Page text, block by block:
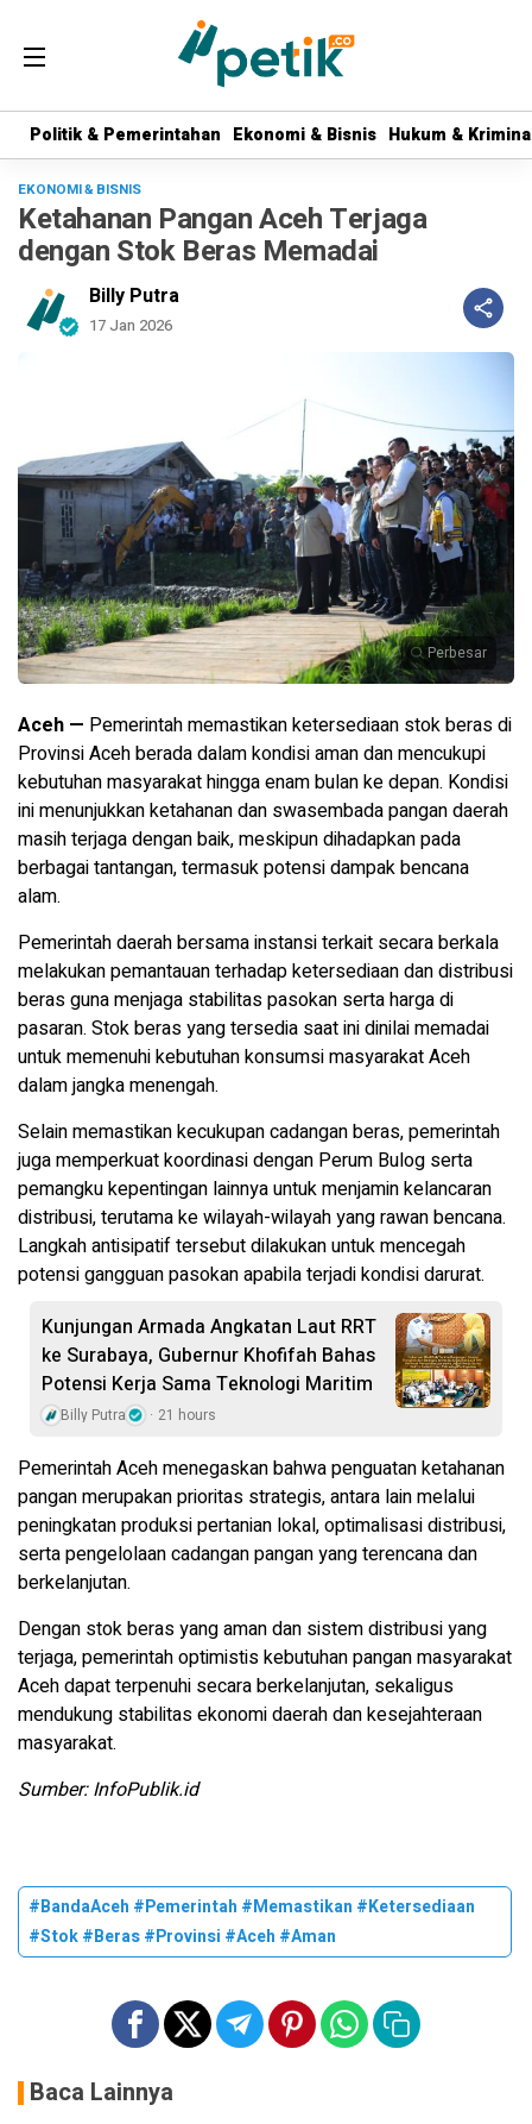
Politik & Pemerintahan Ekonomi & Bisnis Hukum &
Politik & Pemerintahan Ekonomi & Bisnis Hukum &
EKONOMI & BISNIS
Ketahanan Pangan Aceh Terjaga
dengan Stok Beras Memadai
Billy Putra
17 Jan 2026
Perbesar
Aceh — Pemerintah memastikan ketersediaan stok beras di
Provinsi Aceh berada dalam kondisi aman dan mencukupi
kebutuhan masyarakat hingga enam bulan ke depan. Kondisi
ini menunjukkan ketahanan dan swasembada pangan daerah
masih terjaga dengan baik, meskipun dihadapkan pada
berbagai tantangan, termasuk potensi dampak bencana
alam.
Pemerintah daerah bersama instansi terkait secara berkala
melakukan pemantauan terhadap ketersediaan dan distribusi
beras guna menjaga stabilitas pasokan serta harga di
pasaran. Stok beras yang tersedia saat ini dinilai memadai
untuk memenuhi kebutuhan konsumsi masyarakat Aceh
dalam jangka menengah.
Selain memastikan kecukupan cadangan beras, pemerintah
juga memperkuat koordinasi dengan Perum Bulog serta
pemangku kepentingan lainnya untuk menjamin kelancaran
distribusi, terutama ke wilayah-wilayah yang rawan bencana.
Langkah antisipatif tersebut dilakukan untuk mencegah
potensi gangguan pasokan apabila terjadi kondisi darurat.
Kunjungan Armada Angkatan Laut RRT
ke Surabaya, Gubernur Khofifah Bahas
Potensi Kerja Sama Teknologi Maritim
Billy Putra 21 hours
Pemerintah Aceh menegaskan bahwa penguatan ketahanan
pangan merupakan prioritas strategis, antara lain melalui
peningkatan produksi pertanian lokal, optimalisasi distribusi,
serta pengelolaan cadangan pangan yang terencana dan
berkelanjutan.
Dengan stok beras yang aman dan sistem distribusi yang
terjaga, pemerintah optimistis kebutuhan pangan masyarakat
Aceh dapat terpenuhi secara berkelanjutan, sekaligus
mendukung stabilitas ekonomi daerah dan kesejahteraan
masyarakat.
Sumber: InfoPublik.id
#BandaAceh #Pemerintah #Memastikan #Ketersediaan
#Stok #Beras #Provinsi #Aceh #Aman
Baca Lainnya